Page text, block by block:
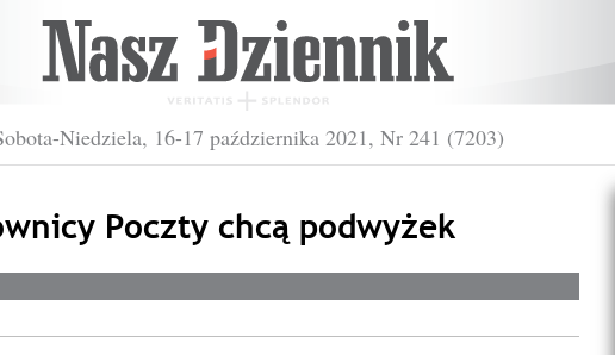
Niedziela, 16-17 października 2021, Nr 241 (7203)
Poczty chcą podwyżek